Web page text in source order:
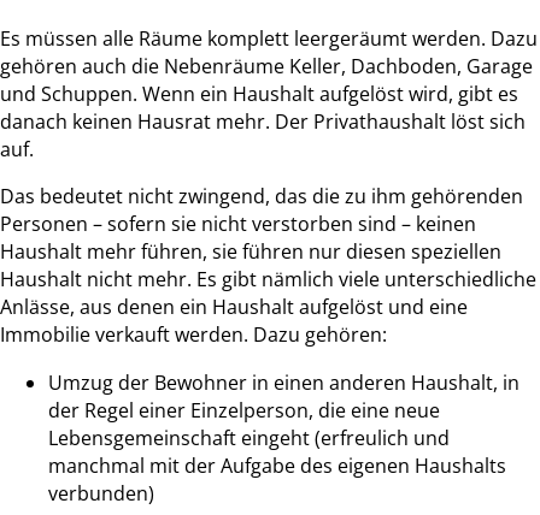
Es müssen alle Räume komplett leergeräumt werden. Dazu
gehören auch die Nebenräume Keller, Dachboden, Garage
und Schuppen. Wenn ein Haushalt aufgelöst wird, gibt es
danach keinen Hausrat mehr. Der Privathaushalt löst sich
auf.
Das bedeutet nicht zwingend, das die zu ihm gehörenden
Personen – sofern sie nicht verstorben sind – keinen
Haushalt mehr führen, sie führen nur diesen speziellen
Haushalt nicht mehr. Es gibt nämlich viele unterschiedliche
Anlässe, aus denen ein Haushalt aufgelöst und eine
Immobilie verkauft werden. Dazu gehören:
Umzug der Bewohner in einen anderen Haushalt, in
der Regel einer Einzelperson, die eine neue
Lebensgemeinschaft eingeht (erfreulich und
manchmal mit der Aufgabe des eigenen Haushalts
verbunden)